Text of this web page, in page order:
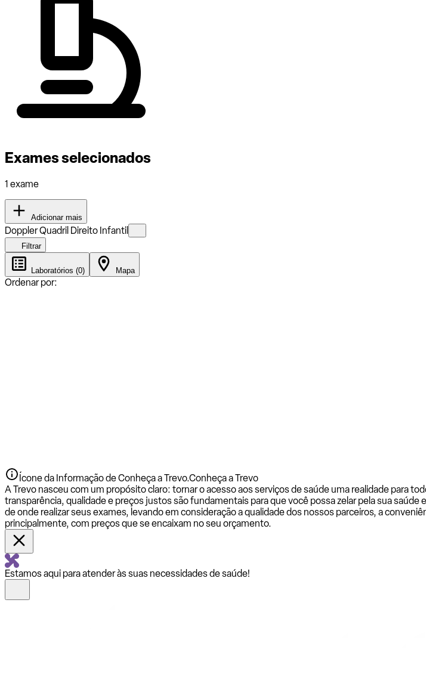
Exames selecionados
1 exame
Adicionar mais
Doppler Quadril Direito Infantil
Filtrar
Laboratórios (0) Mapa
Ordenar por:
Ícone da Informação de Conheça a Trevo.Conheça a Trevo
A Trevo nasceu com um propósito claro: tornar o acesso aos serviços de saúde uma realidade para
transparência, qualidade e preços justos são fundamentais para que você possa zelar pela sua
de onde realizar seus exames, levando em consideração a qualidade dos nossos parceiros, a
principalmente, com preços que se encaixam no seu orçamento.
Estamos aqui para atender às suas necessidades de saúde!